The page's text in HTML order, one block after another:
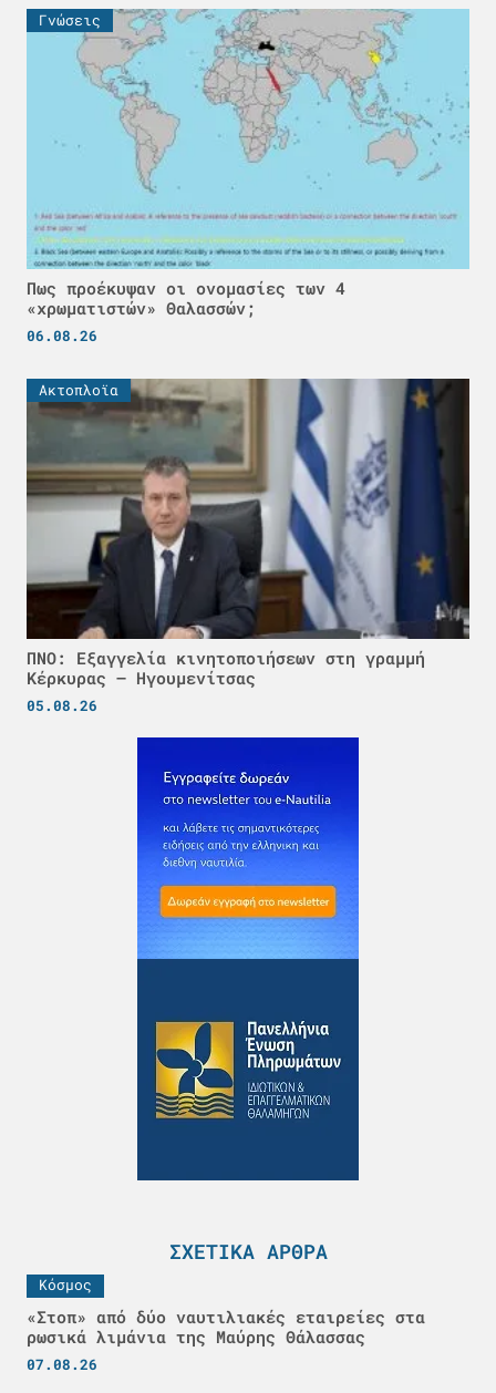
Γνώσεις
Πως προέκυψαν οι ονομασίες των 4
«χρωματιστών» Θαλασσών;
06.08.26
Ακτοπλοϊα
ΠΝΟ: Εξαγγελία κινητοποιήσεων στη γραμμή
Κέρκυρας – Ηγουμενίτσας
05.08.26
ΣΧΕΤΙΚΆ ΆΡΘΡΑ
Κόσμος
«Στοπ» από δύο ναυτιλιακές εταιρείες στα
ρωσικά λιμάνια της Μαύρης Θάλασσας
07.08.26